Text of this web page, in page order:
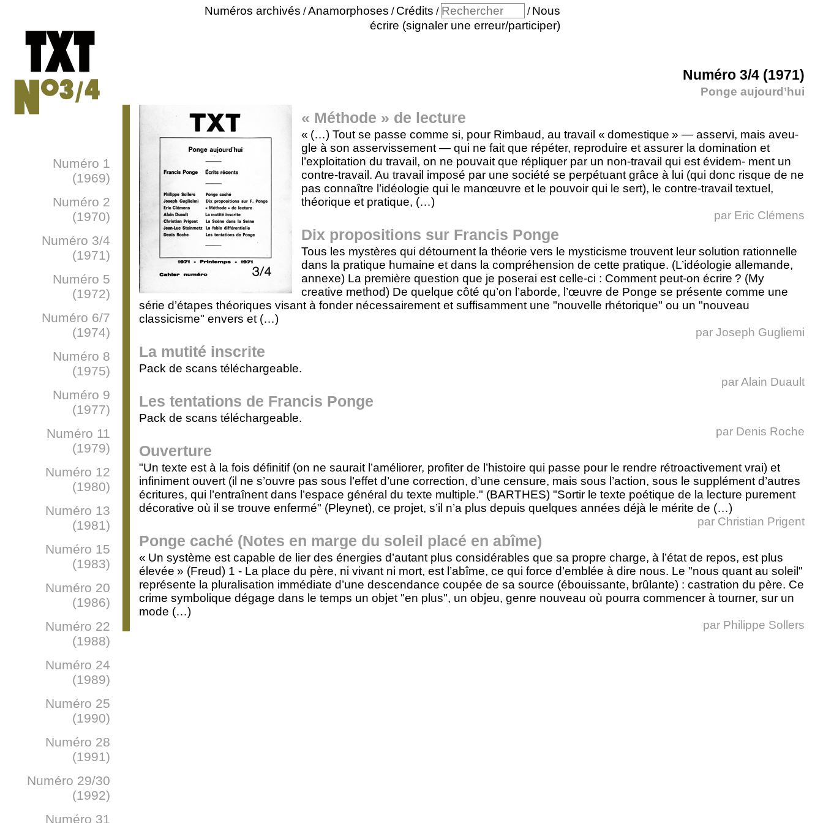
Numéro 3/4 (1971)
Ponge aujourd’hui
« Méthode » de lecture
« (…) Tout se passe comme si, pour Rimbaud, au travail « domestique » — asservi, mais aveu-
gle à son asservissement — qui ne fait que répéter, reproduire et assurer la domination et
l’exploitation du travail, on ne pouvait que répliquer par un non-travail qui est évidem- ment un
contre-travail. Au travail imposé par une société se perpétuant grâce à lui (qui donc risque de ne
pas connaître l’idéologie qui le manœuvre et le pouvoir qui le sert), le contre-travail textuel,
théorique et pratique, (…)
par Eric Clémens
Dix propositions sur Francis Ponge
Tous les mystères qui détournent la théorie vers le mysticisme trouvent leur solution rationnelle
dans la pratique humaine et dans la compréhension de cette pratique. (L’idéologie allemande,
annexe) La première question que je poserai est celle-ci : Comment peut-on écrire ? (My
creative method) De quelque côté qu’on l’aborde, l’œuvre de Ponge se présente comme une
série d’étapes théoriques visant à fonder nécessairement et suffisamment une "nouvelle rhétorique" ou un "nouveau
classicisme" envers et (…)
par Joseph Gugliemi
La mutité inscrite
Pack de scans téléchargeable.
parAlain Duault
Les tentations de Francis Ponge
Pack de scans téléchargeable.
par Denis Roche
Ouverture
"Un texte est à la fois définitif (on ne saurait l’améliorer, profiter de l’histoire qui passe pour le rendre rétroactivement vrai) et
infiniment ouvert (il ne s’ouvre pas sous l’effet d’une correction, d’une censure, mais sous l’action, sous le supplément d’autres
écritures, qui l’entraînent dans l’espace général du texte multiple." (BARTHES) "Sortir le texte poétique de la lecture purement
décorative où il se trouve enfermé" (Pleynet), ce projet, s’il n’a plus depuis quelques années déjà le mérite de (…)
par Christian Prigent
Ponge caché (Notes en marge du soleil placé en abîme)
« Un système est capable de lier des énergies d’autant plus considérables que sa propre charge, à l’état de repos, est plus
élevée » (Freud) 1 - La place du père, ni vivant ni mort, est l’abîme, ce qui force d’emblée à dire nous. Le "nous quant au soleil"
représente la pluralisation immédiate d’une descendance coupée de sa source (ébouissante, brûlante) : castration du père. Ce
crime symbolique dégage dans le temps un objet "en plus", un objeu, genre nouveau où pourra commencer à tourner, sur un
mode (…)
par Philippe Sollers
Numéro 1
(1969)
Numéro 2
(1970)
Numéro 3/4
(1971)
Numéro 5
(1972)
Numéro 6/7
(1974)
Numéro 8
(1975)
Numéro 9
(1977)
Numéro 11
(1979)
Numéro 12
(1980)
Numéro 13
(1981)
Numéro 15
(1983)
Numéro 20
(1986)
Numéro 22
(1988)
Numéro 24
(1989)
Numéro 25
(1990)
Numéro 28
(1991)
Numéro 29/30
(1992)
Numéro 31
Numéros archivés /Anamorphoses / Crédits / / Nous
écrire (signaler une erreur/participer)